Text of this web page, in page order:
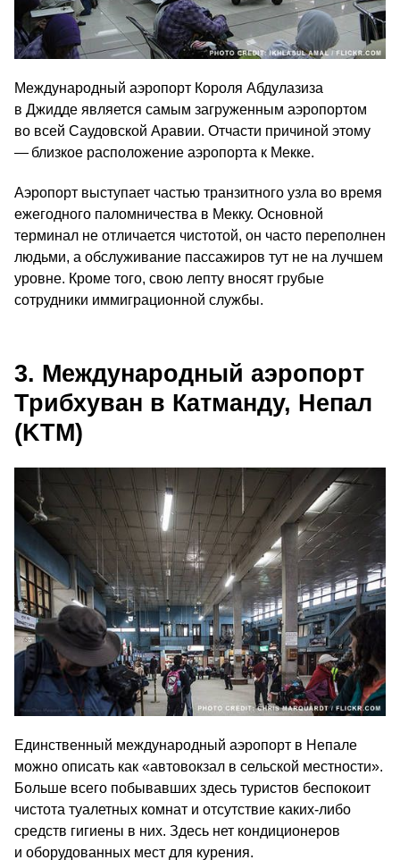
Международный аэропорт Короля Абдулазиза
в Джидде является самым загруженным аэропортом
во всей Саудовской Аравии. Отчасти причиной этому
— близкое расположение аэропорта к Мекке.
Аэропорт выступает частью транзитного узла во время
ежегодного паломничества в Мекку. Основной
терминал не отличается чистотой, он часто переполнен
людьми, а обслуживание пассажиров тут не на лучшем
уровне. Кроме того, свою лепту вносят грубые
сотрудники иммиграционной службы.
3. Международный аэропорт
Трибхуван в Катманду, Непал
(KTM)
Единственный международный аэропорт в Непале
можно описать как «автовокзал в сельской местности».
Больше всего побывавших здесь туристов беспокоит
чистота туалетных комнат и отсутствие каких-либо
средств гигиены в них. Здесь нет кондиционеров
и оборудованных мест для курения.